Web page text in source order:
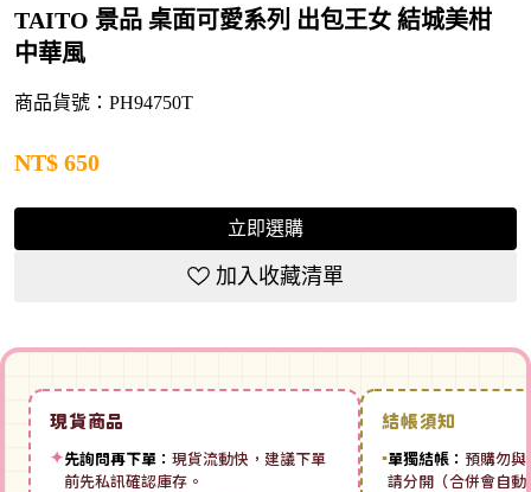
TAITO 景品 桌面可愛系列 出包王女 結城美柑
中華風
商品貨號：PH94750T
NT$ 650
立即選購
加入收藏清單
現貨商品
✦先詢問再下單： 現貨流動快，建議下單
前先私訊確認庫存。
結帳須知
▪單獨結帳： 預購勿與
請分開（合併會自